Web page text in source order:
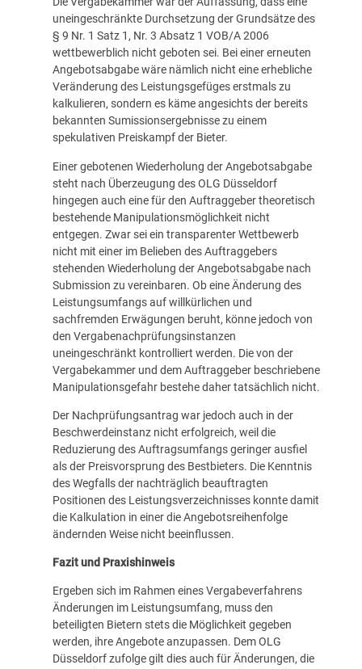
uneingeschränkte Durchsetzung der Grundsätze des
§ 9 Nr. 1 Satz 1, Nr. 3 Absatz 1 VOB/A 2006
wettbewerblich nicht geboten sei. Bei einer erneuten
Angebotsabgabe wäre nämlich nicht eine erhebliche
Veränderung des Leistungsgefüges erstmals zu
kalkulieren, sondern es käme angesichts der bereits
bekannten Sumissionsergebnisse zu einem
spekulativen Preiskampf der Bieter.
Einer gebotenen Wiederholung der Angebotsabgabe
steht nach Überzeugung des OLG Düsseldorf
hingegen auch eine für den Auftraggeber theoretisch
bestehende Manipulationsmöglichkeit nicht
entgegen. Zwar sei ein transparenter Wettbewerb
nicht mit einer im Belieben des Auftraggebers
stehenden Wiederholung der Angebotsabgabe nach
Submission zu vereinbaren. Ob eine Änderung des
Leistungsumfangs auf willkürlichen und
sachfremden Erwägungen beruht, könne jedoch von
den Vergabenachprüfungsinstanzen
uneingeschränkt kontrolliert werden. Die von der
Vergabekammer und dem Auftraggeber beschriebene
Manipulationsgefahr bestehe daher tatsächlich nicht.
Der Nachprüfungsantrag war jedoch auch in der
Beschwerdeinstanz nicht erfolgreich, weil die
Reduzierung des Auftragsumfangs geringer ausfiel
als der Preisvorsprung des Bestbieters. Die Kenntnis
des Wegfalls der nachträglich beauftragten
Positionen des Leistungsverzeichnisses konnte damit
die Kalkulation in einer die Angebotsreihenfolge
ändernden Weise nicht beeinflussen.
Fazit und Praxishinweis
Ergeben sich im Rahmen eines Vergabeverfahrens
Änderungen im Leistungsumfang, muss den
beteiligten Bietern stets die Möglichkeit gegeben
werden, ihre Angebote anzupassen. Dem OLG
Düsseldorf zufolge gilt dies auch für Änderungen, die